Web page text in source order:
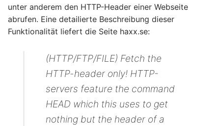
unter anderem den HTTP-Header einer Webseite
abrufen. Eine detailierte Beschreibung dieser
Funktionalität liefert die Seite haxx.se:
(HTTP/FTP/FILE) Fetch the
HTTP-header only! HTTP-
servers feature the command
HEAD which this uses to get
nothing but the header of a